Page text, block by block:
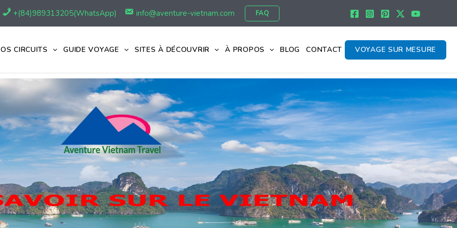
+(84)989313205(WhatsApp) info@aventure-vietnam.com FAQ
CIRCUITS GUIDE VOYAGE SITES À DÉCOUVRIR À PROPOS BLOG CONTACT VOYAGE SUR MESURE